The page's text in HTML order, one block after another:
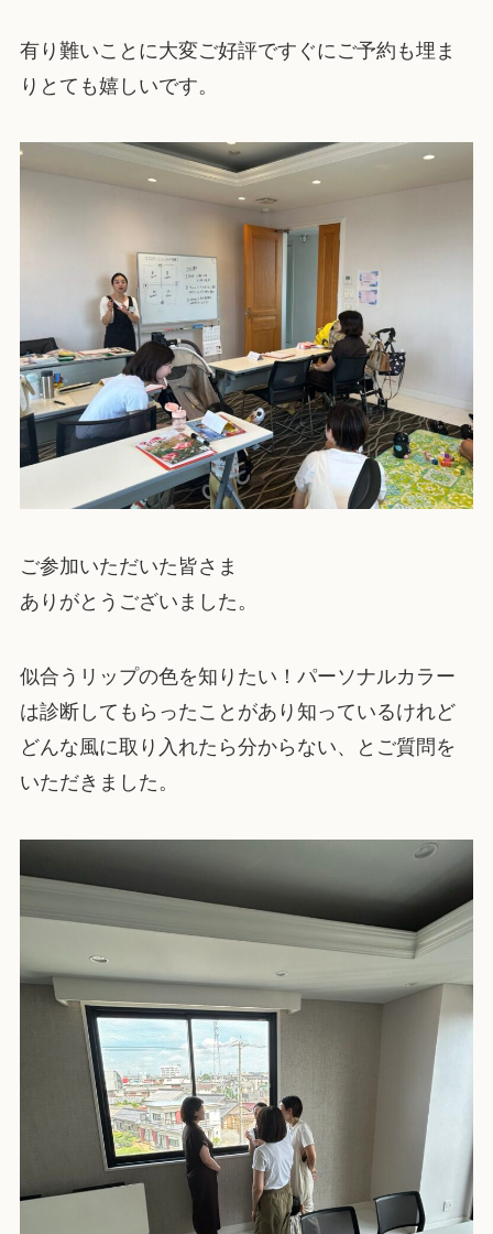
有り難いことに大変ご好評ですぐにご予約も埋ま
りとても嬉しいです。
ご参加いただいた皆さま
ありがとうございました。
似合うリップの色を知りたい！パーソナルカラー
は診断してもらったことがあり知っているけれど
どんな風に取り入れたら分からない、とご質問を
いただきました。